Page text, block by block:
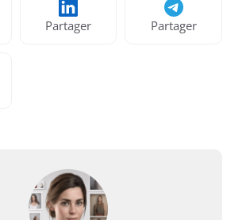
Partager Partager